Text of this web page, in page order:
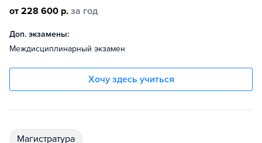
от 228 600 р. за год
Доп. экзамены:
Междисциплинарный экзамен
Хочу здесь учиться
магистратура